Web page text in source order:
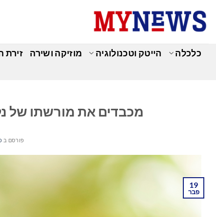
content
כלכלה הייטק וטכנולוגיה מוזיקה ושירה זירת
מכבדים את מורשתו של
פורסם ב
19
פבר